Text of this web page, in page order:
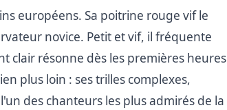
européens. Sa poitrine rouge vif le
novice. Petit et vif, il fréquente
clair résonne dès les premières heures
plus loin : ses trilles complexes,
des chanteurs les plus admirés de la